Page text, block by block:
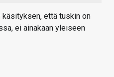
että tuskin on
ei ainakaan yleiseen